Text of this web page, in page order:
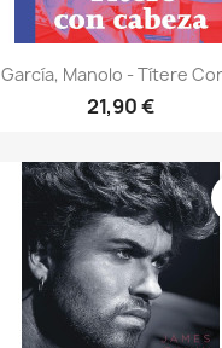
García, Manolo - Títere
21,90 €